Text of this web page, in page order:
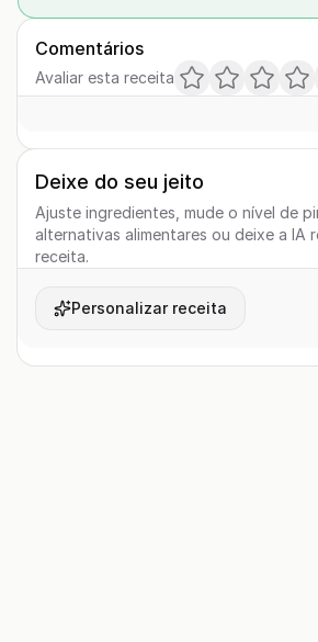
Comentários
Avaliar esta receita
Deixe do seu jeito
Ajuste ingredientes, mude o nível de
alternativas alimentares ou deixe a IA
receita.
Personalizar receita